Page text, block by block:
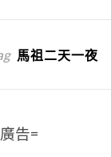
馬祖二天一夜
告=